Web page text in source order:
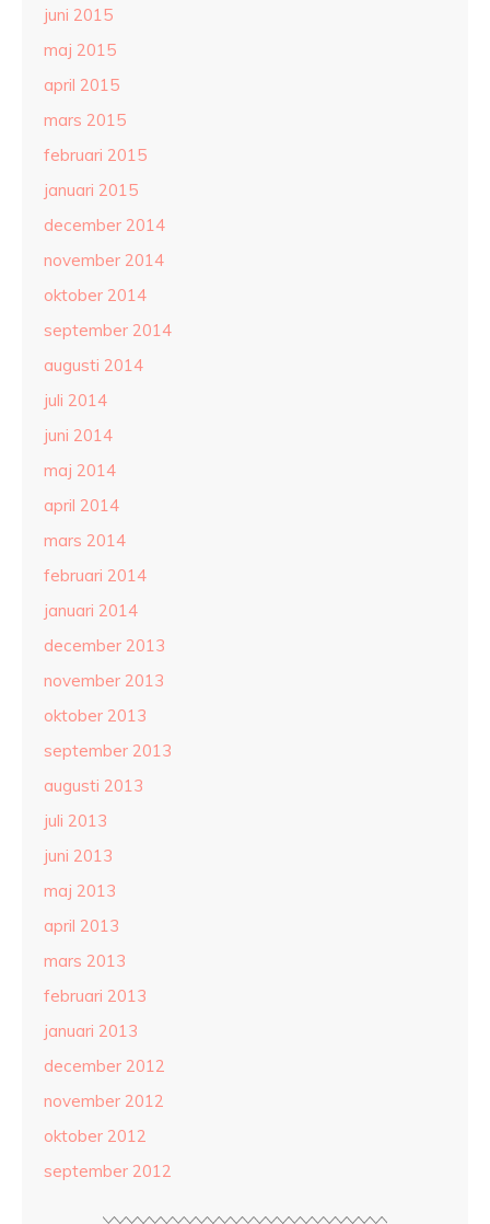
juni 2015
maj 2015
april 2015
mars 2015
februari 2015
januari 2015
december 2014
november 2014
oktober 2014
september 2014
augusti 2014
juli 2014
juni 2014
maj 2014
april 2014
mars 2014
februari 2014
januari 2014
december 2013
november 2013
oktober 2013
september 2013
augusti 2013
juli 2013
juni 2013
maj 2013
april 2013
mars 2013
februari 2013
januari 2013
december 2012
november 2012
oktober 2012
september 2012